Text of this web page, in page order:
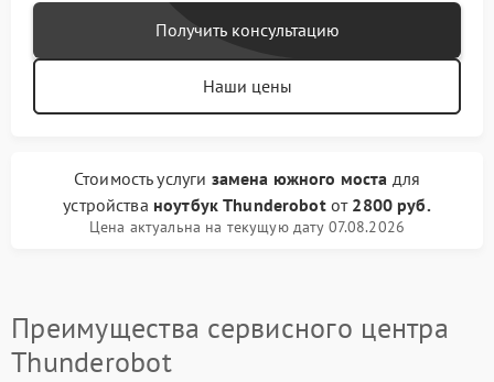
Получить консультацию
Наши цены
Стоимость услуги замена южного моста для
устройства ноутбук Thunderobotот 2800 руб.
Цена актуальна на текущую дату 07.08.2026
Преимущества сервисного центра
Thunderobot